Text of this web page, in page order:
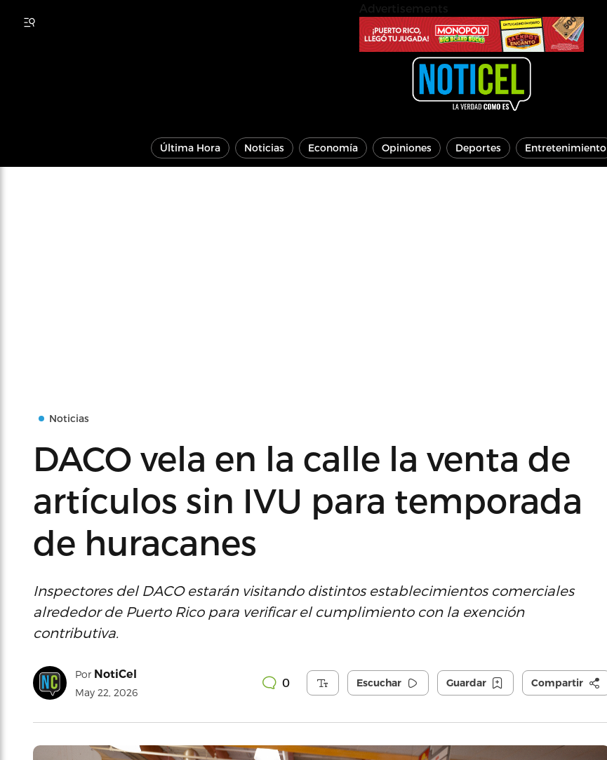
Última Hora Noticias Economía Opiniones Deportes Entretenimiento
Noticias
DACO vela en la calle la venta de
artículos sin IVU para temporada
de huracanes
Inspectores del DACO estarán visitando distintos establecimientos comerciales
alrededor de Puerto Rico para verificar el cumplimiento con la exención
contributiva.
Por NotiCel
May 22, 2026
0 Escuchar Guardar Compartir